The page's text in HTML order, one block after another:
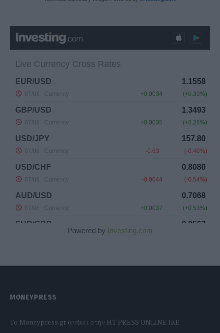
Powered by Investing.com
MONEYPRESS
To Moneypress.gr ανήκει στην HT PRESS ONLINE IKE